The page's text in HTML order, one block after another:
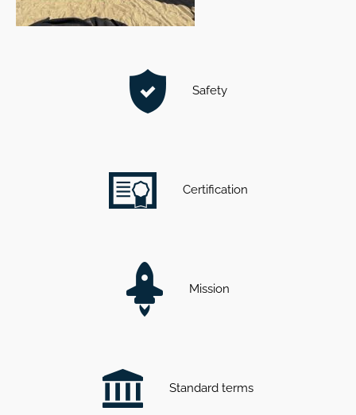
Safety
Certification
Mission
Standard terms